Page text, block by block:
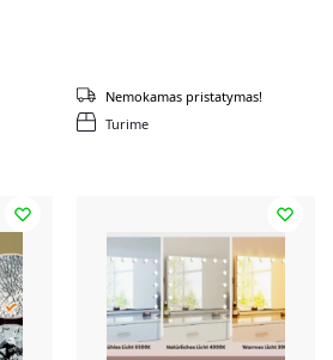
Turime
Nemokamas pristatymas!